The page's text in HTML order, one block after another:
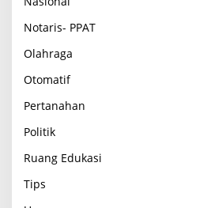
Notaris- PPAT
Olahraga
Otomatif
Pertanahan
Politik
Ruang Edukasi
Tips